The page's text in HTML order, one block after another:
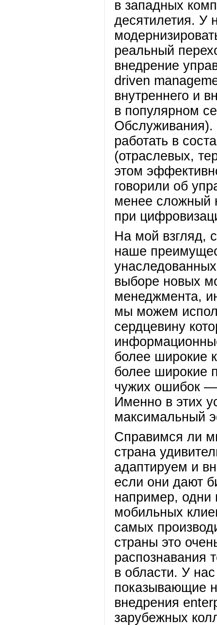
в западных
десятилетия. У
реальный
внедрение
driven
внутреннего и
в популярном
Обслуживания).
работать в
(отраслевых,
этом
говорили об
менее сложный
при
На мой взгляд,
наше
выборе новых
менеджмента,
мы можем
сердцевину
более широкие
более широкие
чужих ошибок —
Именно в этих
максимальный
Справимся ли
страна
адаптируем и
если они дают
например, одни
мобильных
самых
страны это
распознавания
в области. У
показывающие
внедрения
зарубежных